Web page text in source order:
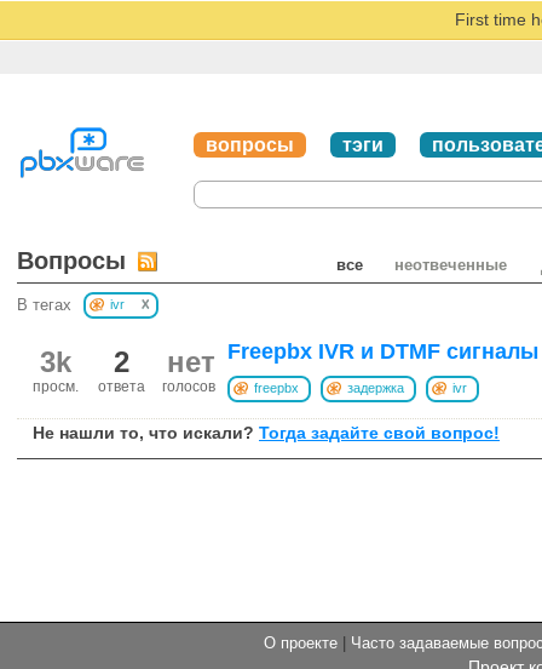
First time
вопросы тэги
все неотвеченные
Вопросы
В тегах ivr x
нет
голосов
2
ответа
3k
просм.
Freepbx IVR и DTMF сигналы
freepbx задержка ivr
Не нашли то, что искали? Тогда задайте свой вопрос!
О проекте | Часто задаваемые